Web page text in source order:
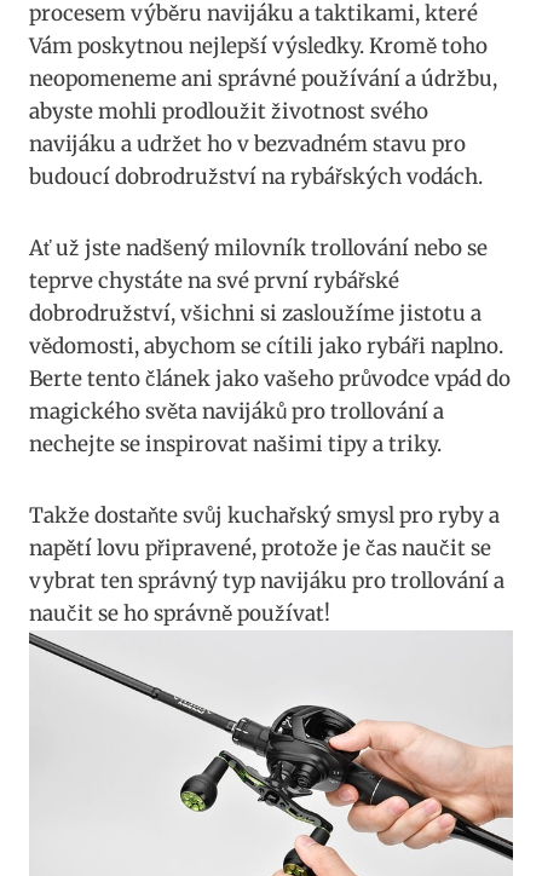
procesem výběru navijáku a taktikami, ​které
Vám poskytnou nejlepší výsledky. ⁤Kromě toho
neopomeneme ani ​správné používání a ‌údržbu,
abyste mohli prodloužit životnost svého ​
navijáku a udržet ho v bezvadném stavu pro
budoucí dobrodružství na rybářských⁢ vodách.
Ať už jste ⁣nadšený milovník trollování‌ nebo se
teprve chystáte na své první rybářské
dobrodružství, všichni si zasloužíme jistotu a
vědomosti, abychom se ‌cítili jako rybáři ‍naplno.
Berte tento článek jako vašeho​ průvodce vpád do
​magického světa‍ navijáků‍ pro trollování⁣ a
nechejte se inspirovat našimi tipy a triky.
Takže dostaňte svůj kuchařský smysl pro ryby a
napětí⁤ lovu⁤ připravené,​ protože je čas naučit se
vybrat ten správný⁢ typ ⁤navijáku pro trollování a
naučit se ⁤ho správně používat!